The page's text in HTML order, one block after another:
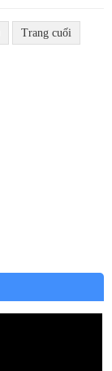
Trang cuối